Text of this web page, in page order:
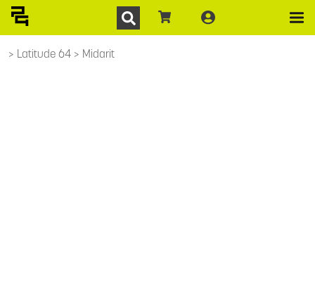
Latitude 64 Midarit